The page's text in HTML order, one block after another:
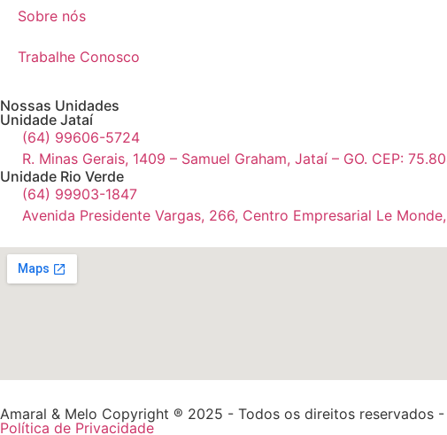
Sobre nós
Trabalhe Conosco
Nossas Unidades
Unidade Jataí
(64) 99606-5724
R. Minas Gerais, 1409 – Samuel Graham, Jataí – GO. CEP:
Unidade Rio Verde
(64) 99903-1847
Avenida Presidente Vargas, 266, Centro Empresarial Le
Amaral & Melo Copyright ® 2025 - Todos os direitos reservados
Política de Privacidade